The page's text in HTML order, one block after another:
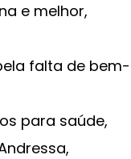
e melhor,
falta de bem-
para saúde,